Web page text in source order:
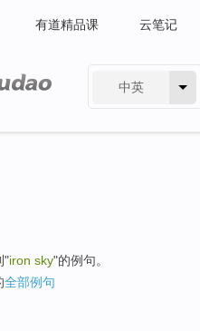
有道精品课 云笔记
中英
"iron sky"的例句。
全部例句